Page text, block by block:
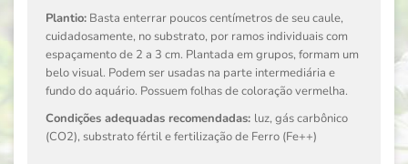
Plantio: Basta enterrar poucos centímetros de seu caule,
cuidadosamente, no substrato, por ramos individuais com
espaçamento de 2 a 3 cm. Plantada em grupos, formam um
belo visual. Podem ser usadas na parte intermediária e
fundo do aquário. Possuem folhas de coloração vermelha.
Condições adequadas recomendadas: luz, gás carbônico
(CO2), substrato fértil e fertilização de Ferro (Fe++)